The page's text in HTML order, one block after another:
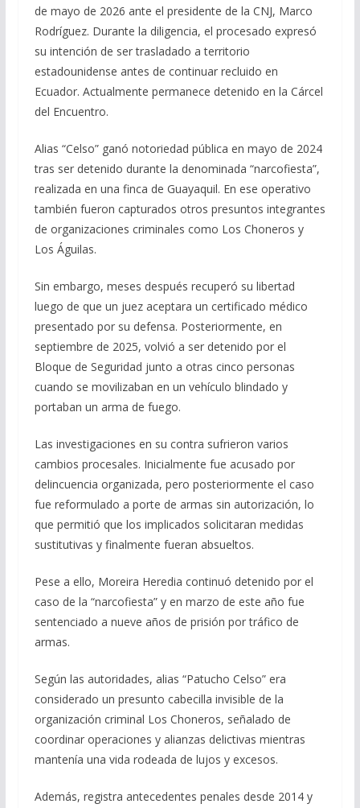
de mayo de 2026 ante el presidente de la CNJ, Marco
Rodríguez. Durante la diligencia, el procesado expresó
su intención de ser trasladado a territorio
estadounidense antes de continuar recluido en
Ecuador. Actualmente permanece detenido en la Cárcel
del Encuentro.
Alias “Celso” ganó notoriedad pública en mayo de 2024
tras ser detenido durante la denominada “narcofiesta”,
realizada en una finca de Guayaquil. En ese operativo
también fueron capturados otros presuntos integrantes
de organizaciones criminales como Los Choneros y
Los Águilas.
Sin embargo, meses después recuperó su libertad
luego de que un juez aceptara un certificado médico
presentado por su defensa. Posteriormente, en
septiembre de 2025, volvió a ser detenido por el
Bloque de Seguridad junto a otras cinco personas
cuando se movilizaban en un vehículo blindado y
portaban un arma de fuego.
Las investigaciones en su contra sufrieron varios
cambios procesales. Inicialmente fue acusado por
delincuencia organizada, pero posteriormente el caso
fue reformulado a porte de armas sin autorización, lo
que permitió que los implicados solicitaran medidas
sustitutivas y finalmente fueran absueltos.
Pese a ello, Moreira Heredia continuó detenido por el
caso de la “narcofiesta” y en marzo de este año fue
sentenciado a nueve años de prisión por tráfico de
armas.
Según las autoridades, alias “Patucho Celso” era
considerado un presunto cabecilla invisible de la
organización criminal Los Choneros, señalado de
coordinar operaciones y alianzas delictivas mientras
mantenía una vida rodeada de lujos y excesos.
Además, registra antecedentes penales desde 2014 y